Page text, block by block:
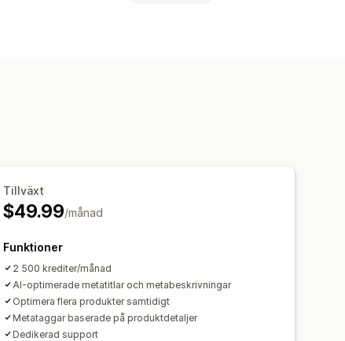
URL-optimering
Tillväxt
$49.99/månad
Funktioner
2 500 krediter/månad
AI-optimerade metatitlar och metabeskrivningar
Optimera flera produkter samtidigt
Metataggar baserade på produktdetaljer
Dedikerad support